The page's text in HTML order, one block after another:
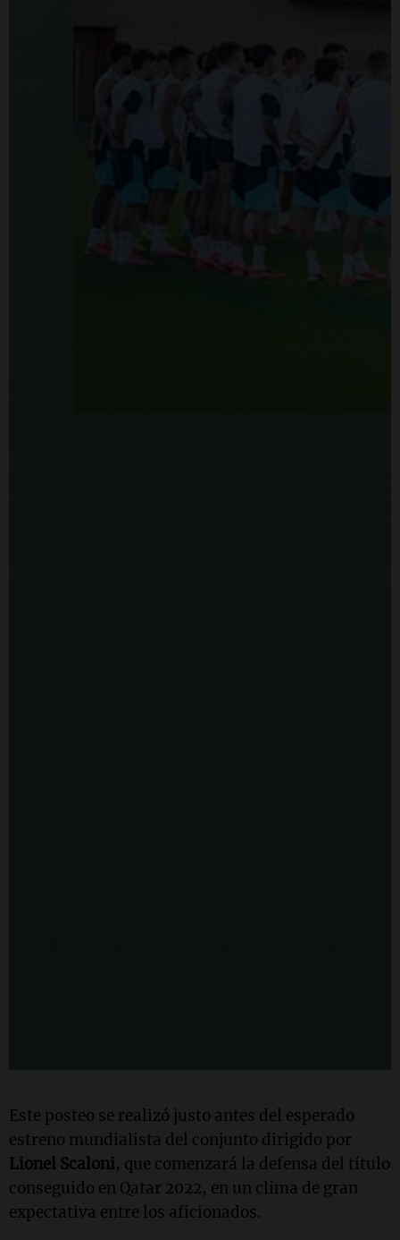
Este posteo se realizó justo antes del esperado
estreno mundialista del conjunto dirigido por
Lionel Scaloni, que comenzará la defensa del título
conseguido en Qatar 2022, en un clima de gran
expectativa entre los aficionados.